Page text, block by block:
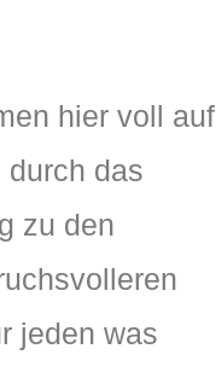
hier voll auf
das
zu den
jeden was